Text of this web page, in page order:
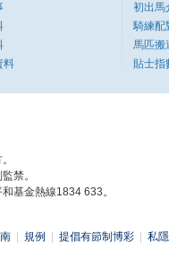
料
初出馬
騎練配
馬匹搬
貼士指
禁。
基金熱線1834 633。
規例 提倡有節制博彩 私